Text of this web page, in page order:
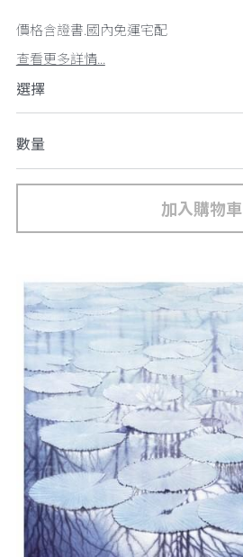
價格含證書.國內免運宅配
查看更多詳情...
選擇
數量
加入購物車